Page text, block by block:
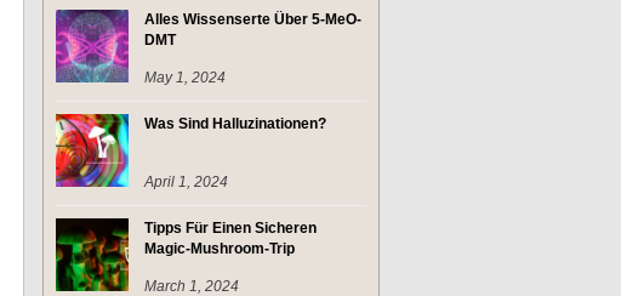
Alles Wissenserte Über 5-MeO-
DMT
May 1, 2024
Was Sind Halluzinationen?
April 1, 2024
Tipps Für Einen Sicheren
Magic-Mushroom-Trip
March 1, 2024